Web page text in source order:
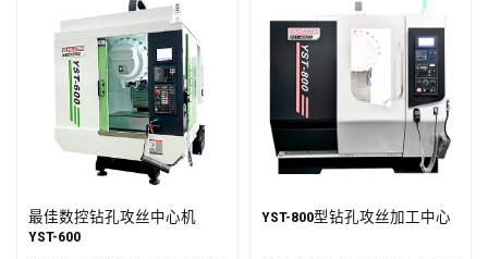
最佳数控钻孔攻丝中心机
YST-600
YST-800型钻孔攻丝加工中心